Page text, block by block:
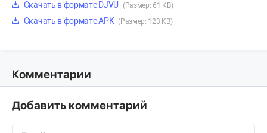
Скачать в формате DJVU (Размер: 61 KB)
Скачать в формате APK (Размер: 123 KB)
Комментарии
Добавить комментарий